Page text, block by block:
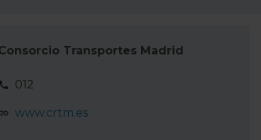
Transportes Madrid
012
www.crtm.es